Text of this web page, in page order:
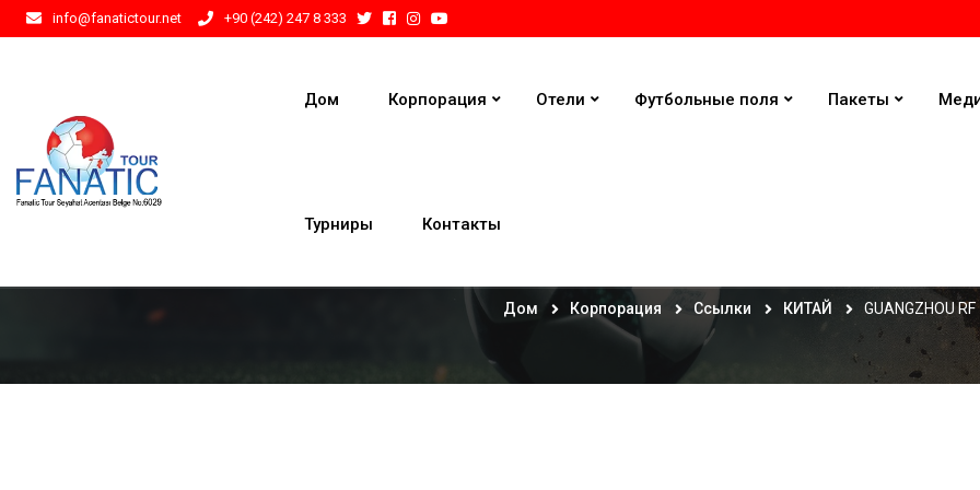
info@fanatictour.net +90 (242) 247 8 333
Дом Корпорация Отели Футбольные поля Пакеты
Турниры Контакты
Дом Корпорация Ссылки КИТАЙ GUANGZHOU RF